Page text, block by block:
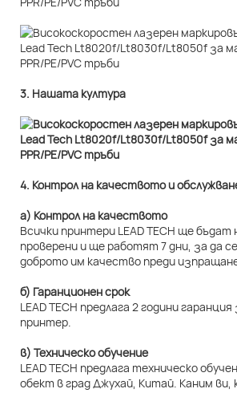
3. Нашата култура
4. Контрол на качеството и
а) Контрол на качеството
Всички принтери LEAD TECH ще бъдат
проверени и ще работят 7 дни, за да
доброто им качество преди
б) Гаранционен срок
LEAD TECH предлага 2 години
принтер.
в) Техническо обучение
LEAD TECH предлага техническо
обект в град Джухай, Китай. Каним ви,